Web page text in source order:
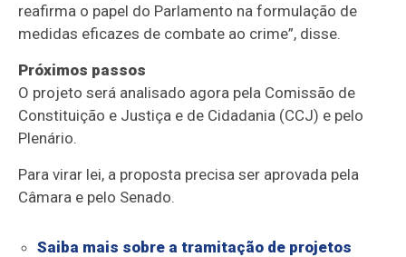
reafirma o papel do Parlamento na formulação de
medidas eficazes de combate ao crime”, disse.
Próximos passos
O projeto será analisado agora pela Comissão de
Constituição e Justiça e de Cidadania (CCJ) e pelo
Plenário.
Para virar lei, a proposta precisa ser aprovada pela
Câmara e pelo Senado.
Saiba mais sobre a tramitação de projetos